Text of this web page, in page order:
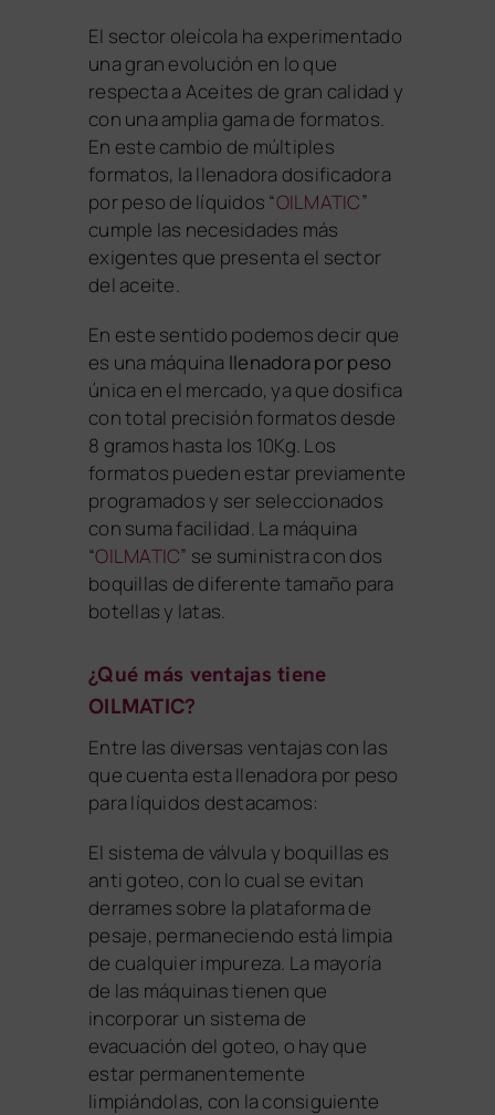
El sector oleícola ha experimentado
una gran evolución en lo que
respecta a Aceites de gran calidad y
con una amplia gama de formatos.
En este cambio de múltiples
formatos, la llenadora dosificadora
por peso de líquidos “OILMATIC”
cumple las necesidades más
exigentes que presenta el sector
del aceite.
En este sentido podemos decir que
es una máquina llenadora por peso
única en el mercado, ya que dosifica
con total precisión formatos desde
8 gramos hasta los 10Kg. Los
formatos pueden estar previamente
programados y ser seleccionados
con suma facilidad. La máquina
“OILMATIC” se suministra con dos
boquillas de diferente tamaño para
botellas y latas.
¿Qué más ventajas tiene
OILMATIC?
Entre las diversas ventajas con las
que cuenta esta llenadora por peso
para líquidos destacamos:
El sistema de válvula y boquillas es
anti goteo, con lo cual se evitan
derrames sobre la plataforma de
pesaje, permaneciendo está limpia
de cualquier impureza. La mayoría
de las máquinas tienen que
incorporar un sistema de
evacuación del goteo, o hay que
estar permanentemente
limpiándolas, con la consiguiente